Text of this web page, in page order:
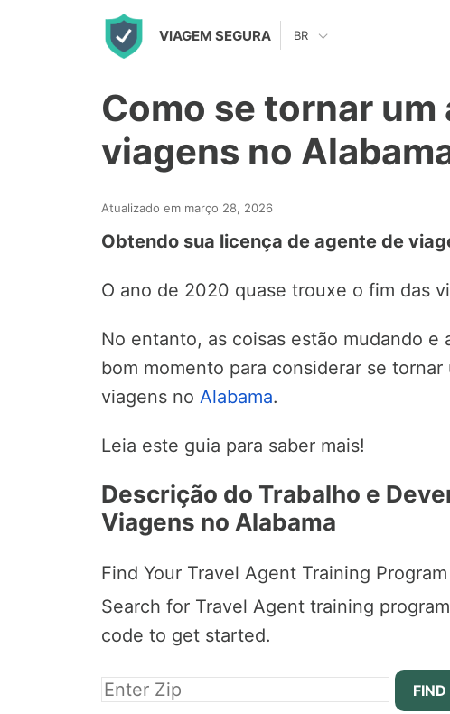
VIAGEM SEGURA BR
Como se tornar um
viagens no
Atualizado em março 28, 2026
Obtendo sua licença de agente de
O ano de 2020 quase trouxe o fim das
No entanto, as coisas estão mudando e
bom momento para considerar se tornar
viagens no Alabama.
Leia este guia para saber mais!
Descrição do Trabalho e
Viagens no Alabama
Find Your Travel Agent Training Program
Search for Travel Agent training
code to get started.